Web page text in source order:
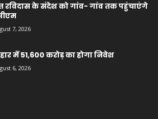
रविदास के संदेश को गांव- गांव तक पहुंचाएंगे
7, 2026
में 51,600 करोड़ का होगा निवेश
6, 2026